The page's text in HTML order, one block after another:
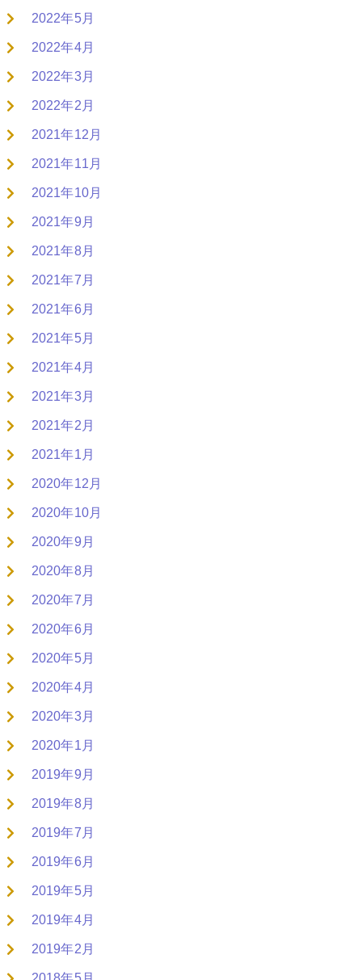
2022年5月
2022年4月
2022年3月
2022年2月
2021年12月
2021年11月
2021年10月
2021年9月
2021年8月
2021年7月
2021年6月
2021年5月
2021年4月
2021年3月
2021年2月
2021年1月
2020年12月
2020年10月
2020年9月
2020年8月
2020年7月
2020年6月
2020年5月
2020年4月
2020年3月
2020年1月
2019年9月
2019年8月
2019年7月
2019年6月
2019年5月
2019年4月
2019年2月